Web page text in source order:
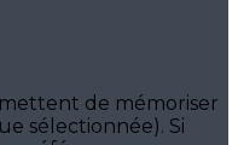
de mémoriser
sélectionnée). Si